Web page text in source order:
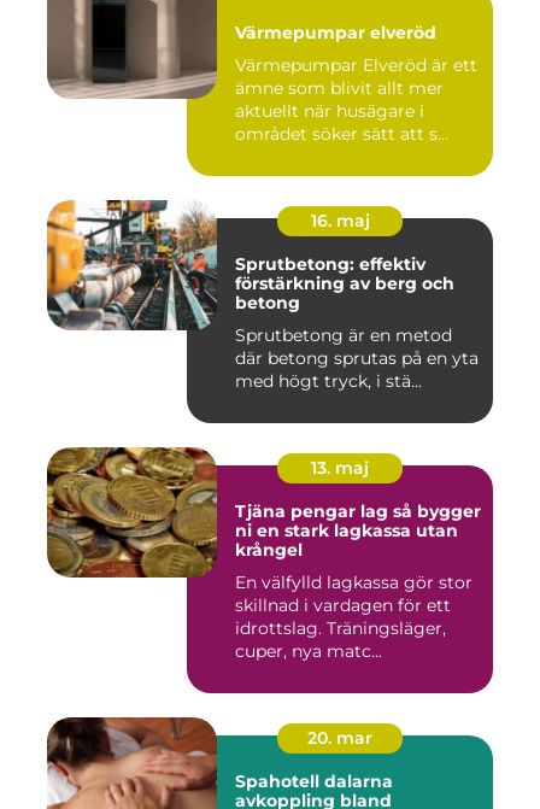
Värmepumpar elveröd
Värmepumpar Elveröd är ett
ämne som blivit allt mer
aktuellt när husägare i
området söker sätt att s...
16. maj
Sprutbetong: effektiv
förstärkning av berg och
betong
Sprutbetong är en metod
där betong sprutas på en yta
med högt tryck, i stä...
13. maj
Tjäna pengar lag så bygger
ni en stark lagkassa utan
krångel
En välfylld lagkassa gör stor
skillnad i vardagen för ett
idrottslag. Träningsläger,
cuper, nya matc...
20. mar
Spahotell dalarna
avkoppling bland